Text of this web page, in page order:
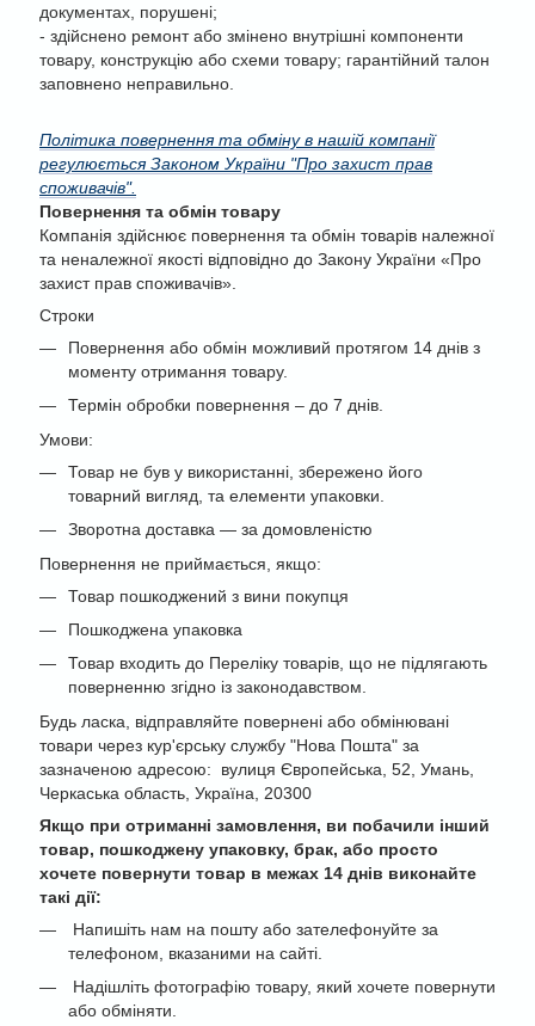
документах, порушені;
- здійснено ремонт або змінено внутрішні компоненти
товару, конструкцію або схеми товару; гарантійний талон
заповнено неправильно.
Політика повернення та обміну в нашій компанії
регулюється Законом України "Про захист прав
споживачів".
Повернення та обмін товару
Компанія здійснює повернення та обмін товарів належної
та неналежної якості відповідно до Закону України «Про
захист прав споживачів».
Строки
Повернення або обмін можливий протягом 14 днів з
моменту отримання товару.
Термін обробки повернення – до 7 днів.
Умови:
Товар не був у використанні, збережено його
товарний вигляд, та елементи упаковки.
Зворотна доставка — за домовленістю
Повернення не приймається, якщо:
Товар пошкоджений з вини покупця
Пошкоджена упаковка
Товар входить до Переліку товарів, що не підлягають
поверненню згідно із законодавством.
Будь ласка, відправляйте повернені або обмінювані
товари через кур'єрську службу "Нова Пошта" за
зазначеною адресою: вулиця Європейська, 52, Умань,
Черкаська область, Україна, 20300
Якщо при отриманні замовлення, ви побачили інший
товар, пошкоджену упаковку, брак, або просто
хочете повернути товар в межах 14 днів виконайте
такі дії:
Напишіть нам на пошту або зателефонуйте за
телефоном, вказаними на сайті.
Надішліть фотографію товару, який хочете повернути
або обміняти.